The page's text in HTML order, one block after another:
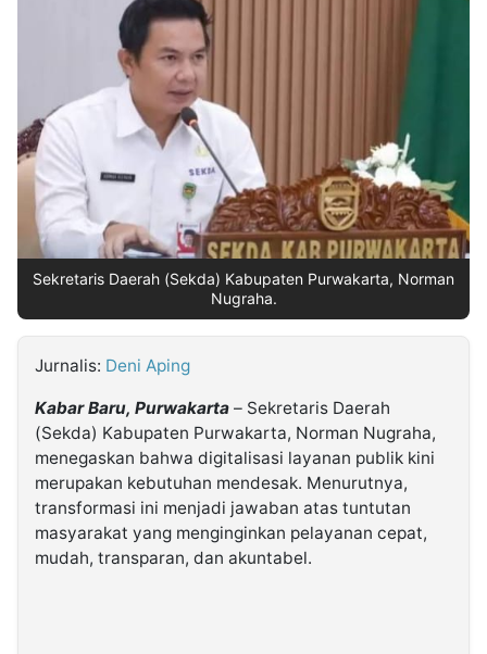
NTB
Time
IDN
Jogja
Rakyat
News
Notice
Dinamikapost.com
Baru
Seedbacklink
Follow
Kabarbaru
Kabarbaru.co
2026
Sekretaris Daerah (Sekda) Kabupaten Purwakarta, Norman
Nugraha.
Jurnalis: Deni Aping
Kabar Baru, Purwakarta – Sekretaris Daerah
(Sekda) Kabupaten Purwakarta, Norman Nugraha,
menegaskan bahwa digitalisasi layanan publik kini
merupakan kebutuhan mendesak. Menurutnya,
transformasi ini menjadi jawaban atas tuntutan
masyarakat yang menginginkan pelayanan cepat,
mudah, transparan, dan akuntabel.